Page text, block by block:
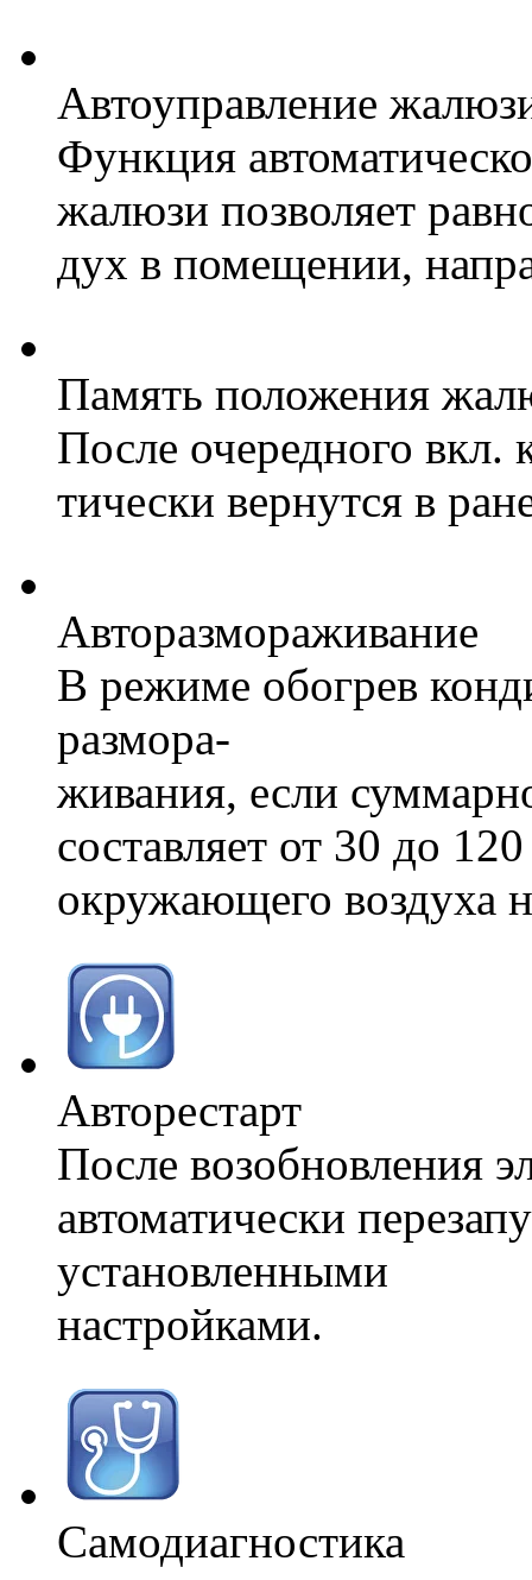
Автоуправление
Функция
жалюзи позволяет
дух в помещении,
Память положения
После очередного
тически вернутся в
Авторазмораживание
В режиме обогрев
размора-
живания, если
составляет от 30 до
окружающего воздуха
Авторестарт
После возобновления
автоматически
установленными
настройками.
Самодиагностика